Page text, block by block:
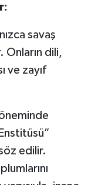
savaş
Onların dili,
ve zayıf
edilir.